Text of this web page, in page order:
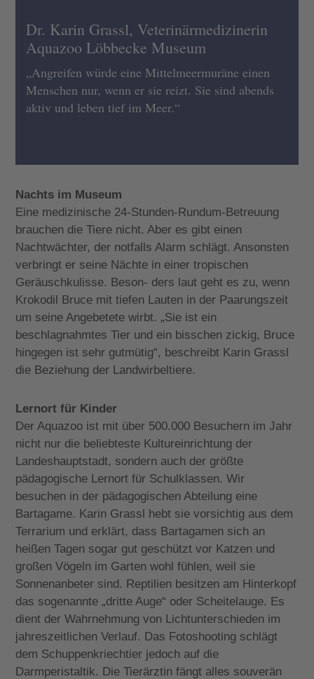
Dr. Karin Grassl, Veterinärmedizinerin
Aquazoo Löbbecke Museum
„Angreifen würde eine Mittelmeermuräne einen
Menschen nur, wenn er sie reizt. Sie sind abends
aktiv und leben tief im Meer.“
Nachts im Museum
Eine medizinische 24-Stunden-Rundum-Betreuung
brauchen die Tiere nicht. Aber es gibt einen
Nachtwächter, der notfalls Alarm schlägt. Ansonsten
verbringt er seine Nächte in einer tropischen
Geräuschkulisse. Beson- ders laut geht es zu, wenn
Krokodil Bruce mit tiefen Lauten in der Paarungszeit
um seine Angebetete wirbt. „Sie ist ein
beschlagnahmtes Tier und ein bisschen zickig, Bruce
hingegen ist sehr gutmütig“, beschreibt Karin Grassl
die Beziehung der Landwirbeltiere.
Lernort für Kinder
Der Aquazoo ist mit über 500.000 Besuchern im Jahr
nicht nur die beliebteste Kultureinrichtung der
Landeshauptstadt, sondern auch der größte
pädagogische Lernort für Schulklassen. Wir
besuchen in der pädagogischen Abteilung eine
Bartagame. Karin Grassl hebt sie vorsichtig aus dem
Terrarium und erklärt, dass Bartagamen sich an
heißen Tagen sogar gut geschützt vor Katzen und
großen Vögeln im Garten wohl fühlen, weil sie
Sonnenanbeter sind. Reptilien besitzen am Hinterkopf
das sogenannte „dritte Auge“ oder Scheitelauge. Es
dient der Wahrnehmung von Lichtunterschieden im
jahreszeitlichen Verlauf. Das Fotoshooting schlägt
dem Schuppenkriechtier jedoch auf die
Darmperistaltik. Die Tierärztin fängt alles souverän